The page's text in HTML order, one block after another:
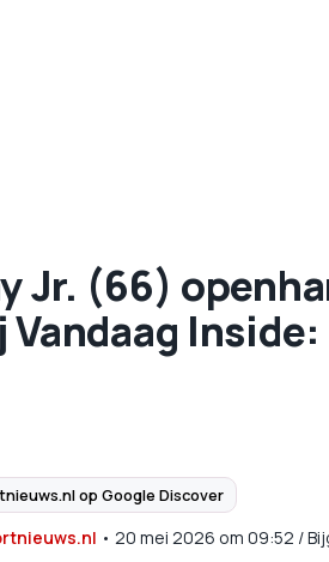
Jr. (66)
op Google Discover
• 20 mei 2026 om 09:52 /